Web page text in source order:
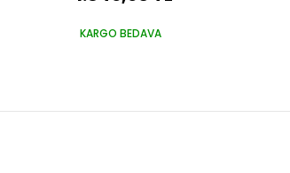
KARGO BEDAVA